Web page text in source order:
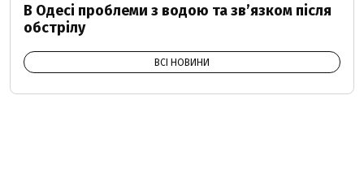
В Одесі проблеми з водою та звʼязком після
обстрілу
ВСІ НОВИНИ